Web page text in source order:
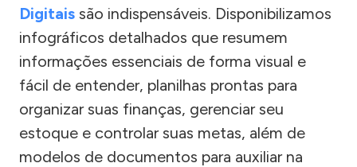
Digitais são indispensáveis. Disponibilizamos
infográficos detalhados que resumem
informações essenciais de forma visual e
fácil de entender, planilhas prontas para
organizar suas finanças, gerenciar seu
estoque e controlar suas metas, além de
modelos de documentos para auxiliar na